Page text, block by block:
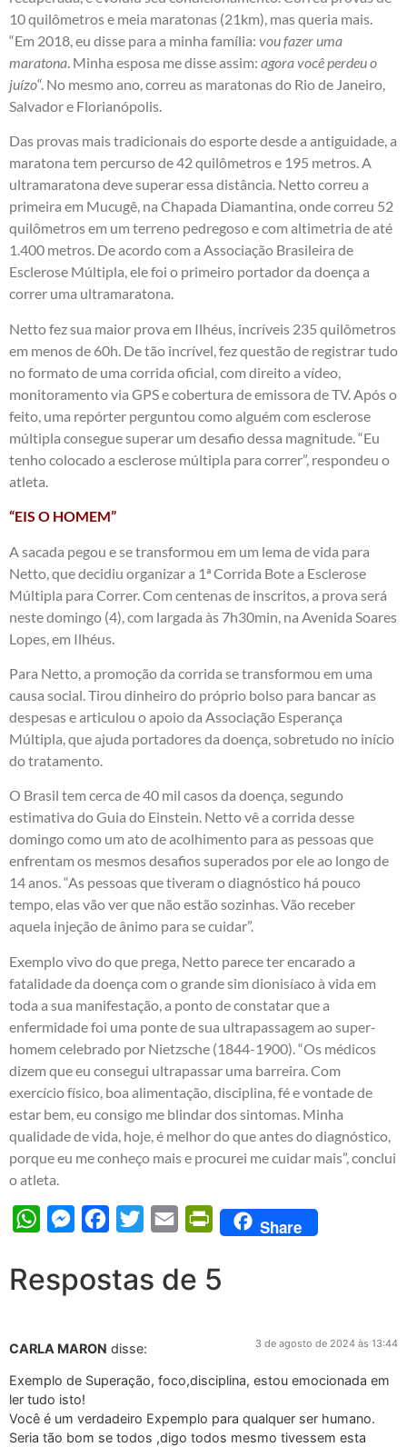
10 quilômetros e meia maratonas (21km), mas queria mais.
“Em 2018, eu disse para a minha família: vou fazer uma
maratona. Minha esposa me disse assim: agora você perdeu o
juízo“. No mesmo ano, correu as maratonas do Rio de Janeiro,
Salvador e Florianópolis.
Das provas mais tradicionais do esporte desde a antiguidade, a
maratona tem percurso de 42 quilômetros e 195 metros. A
ultramaratona deve superar essa distância. Netto correu a
primeira em Mucugê, na Chapada Diamantina, onde correu 52
quilômetros em um terreno pedregoso e com altimetria de até
1.400 metros. De acordo com a Associação Brasileira de
Esclerose Múltipla, ele foi o primeiro portador da doença a
correr uma ultramaratona.
Netto fez sua maior prova em Ilhéus, incríveis 235 quilômetros
em menos de 60h. De tão incrível, fez questão de registrar tudo
no formato de uma corrida oficial, com direito a vídeo,
monitoramento via GPS e cobertura de emissora de TV. Após o
feito, uma repórter perguntou como alguém com esclerose
múltipla consegue superar um desafio dessa magnitude. “Eu
tenho colocado a esclerose múltipla para correr”, respondeu o
atleta.
“EIS O HOMEM”
A sacada pegou e se transformou em um lema de vida para
Netto, que decidiu organizar a 1ª Corrida Bote a Esclerose
Múltipla para Correr. Com centenas de inscritos, a prova será
neste domingo (4), com largada às 7h30min, na Avenida Soares
Lopes, em Ilhéus.
Para Netto, a promoção da corrida se transformou em uma
causa social. Tirou dinheiro do próprio bolso para bancar as
despesas e articulou o apoio da Associação Esperança
Múltipla, que ajuda portadores da doença, sobretudo no início
do tratamento.
O Brasil tem cerca de 40 mil casos da doença, segundo
estimativa do Guia do Einstein. Netto vê a corrida desse
domingo como um ato de acolhimento para as pessoas que
enfrentam os mesmos desafios superados por ele ao longo de
14 anos. “As pessoas que tiveram o diagnóstico há pouco
tempo, elas vão ver que não estão sozinhas. Vão receber
aquela injeção de ânimo para se cuidar”.
Exemplo vivo do que prega, Netto parece ter encarado a
fatalidade da doença com o grande sim dionisíaco à vida em
toda a sua manifestação, a ponto de constatar que a
enfermidade foi uma ponte de sua ultrapassagem ao super-
homem celebrado por Nietzsche (1844-1900). “Os médicos
dizem que eu consegui ultrapassar uma barreira. Com
exercício físico, boa alimentação, disciplina, fé e vontade de
estar bem, eu consigo me blindar dos sintomas. Minha
qualidade de vida, hoje, é melhor do que antes do diagnóstico,
porque eu me conheço mais e procurei me cuidar mais”, conclui
o atleta.
WhatsAppMessengerFacebook
Twitter Email PrintFriendly
Share
Respostas de 5
CARLA MARON disse: 3 de agosto de 2024 às 13:44
Exemplo de Superação, foco,disciplina, estou emocionada em
ler tudo isto!
Você é um verdadeiro Expemplo para qualquer ser humano.
Seria tão bom se todos ,digo todos mesmo tivessem esta